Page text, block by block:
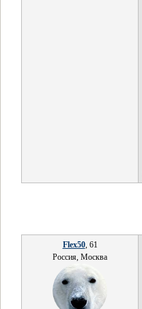
Flex50, 61
Россия, Москва